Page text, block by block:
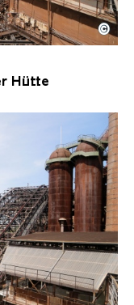
Hütte
Hütte | Karl
©
Hütte